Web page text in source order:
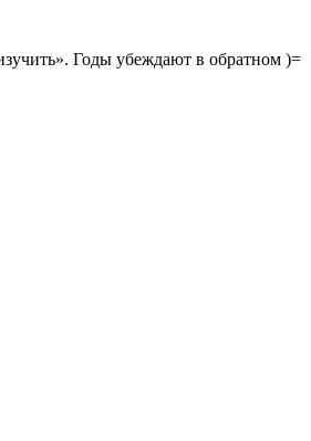
Годы убеждают в обратном )=